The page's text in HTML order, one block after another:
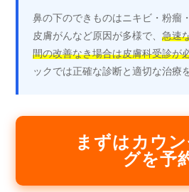
鼻の下のできものはニキビ・粉瘤
皮膚がんなど原因が多様で、 急速
間の改善なき場合は皮膚科受診が
ックでは正確な診断と適切な治療
まずはカウ
グを予